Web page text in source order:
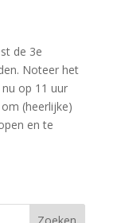
de 3e
Noteer het
op 11 uur
(heerlijke)
en te